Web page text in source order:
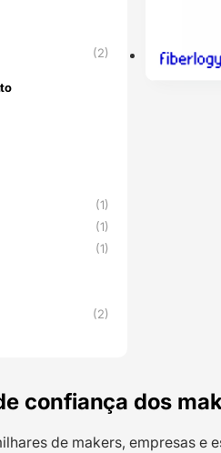
(2)
(1)
(1)
(1)
(2)
confiança dos
de makers, empresas e